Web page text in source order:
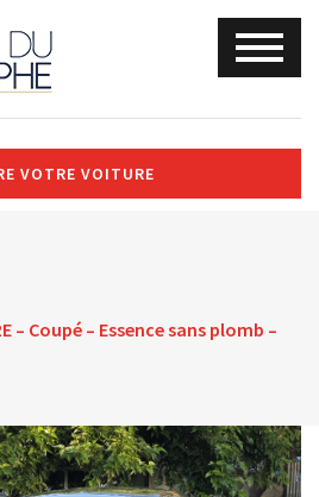
VOTRE VOITURE
– Coupé – Essence sans plomb –